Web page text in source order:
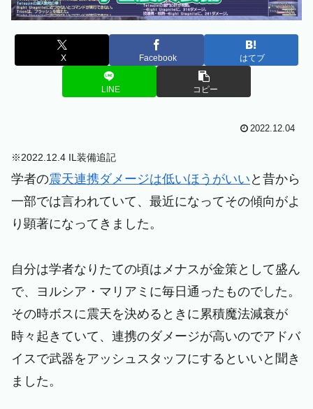
X Facebook はてブ
LINE コピー
2022.12.04
※2022.12.4 IL装備追記
学者の震天連携ダメージは低いほうがいい と昔から
一部では言われていて、最近になってその傾向がよ
り顕著になってきました。
自分は学者なりたての頃はメナスが金策として盛ん
で、ヨルシア・マリアミに毎日通ったものでした。
その時ボスに震天を決めるときに累積魔法減衰が
時々起きていて、連携のダメージが高いのでアドバ
イスで武器をアッシュスタッフにするといいと聞き
ました。